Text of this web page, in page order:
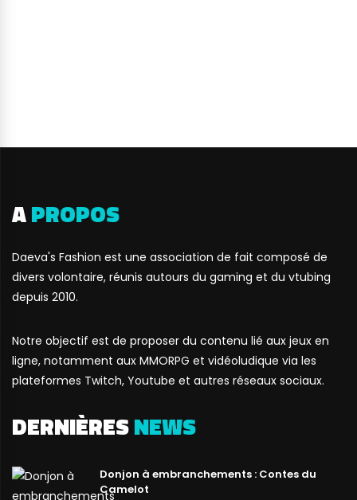
APROPOS
Daeva's Fashion est une association de fait composé de
divers volontaire, réunis autours du gaming et du vtubing
depuis 2010.
Notre objectif est de proposer du contenu lié aux jeux en
ligne, notamment aux MMORPG et vidéoludique via les
plateformes Twitch, Youtube et autres réseaux sociaux.
DERNIÈRESNEWS
Donjon à embranchements : Contes du
Camelot